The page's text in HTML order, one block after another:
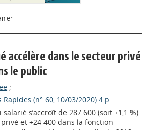
accélère dans le secteur privé
le public
;
(n° 60, 10/03/2020) 4 p.
s’accroît de 287 600 (soit +1,1 %)
et +24 400 dans la fonction